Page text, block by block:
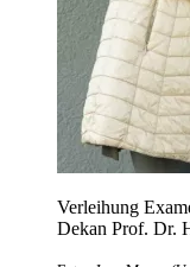
Verleihung
Dekan Prof. Dr.